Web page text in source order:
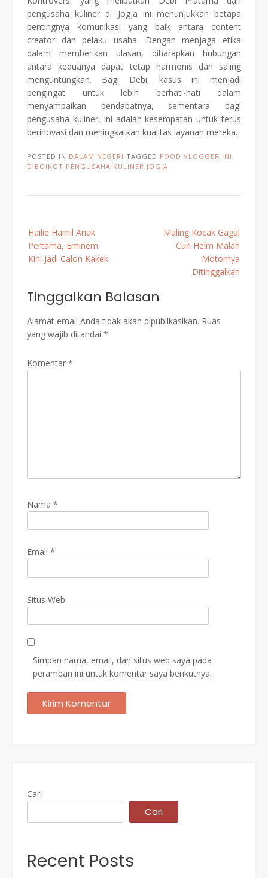
pengusaha kuliner di Jogja ini menunjukkan betapa
pentingnya komunikasi yang baik antara content
creator dan pelaku usaha. Dengan menjaga etika
dalam memberikan ulasan, diharapkan hubungan
antara keduanya dapat tetap harmonis dan saling
menguntungkan. Bagi Debi, kasus ini menjadi
pengingat untuk lebih berhati-hati dalam
menyampaikan pendapatnya, sementara bagi
pengusaha kuliner, ini adalah kesempatan untuk terus
berinovasi dan meningkatkan kualitas layanan mereka.
POSTED IN DALAM NEGERI TAGGED FOOD VLOGGER INI
DIBOIKOT PENGUSAHA KULINER JOGJA
navigation
Hailie Hamil Anak
Pertama, Eminem
Kini Jadi Calon Kakek
Maling Kocak Gagal
Curi Helm Malah
Motornya
Ditinggalkan
Tinggalkan Balasan
Alamat email Anda tidak akan dipublikasikan. Ruas
yang wajib ditandai *
Komentar *
Nama *
Email *
Situs Web
Simpan nama, email, dan situs web saya pada
peramban ini untuk komentar saya berikutnya.
Cari
Cari
Recent Posts